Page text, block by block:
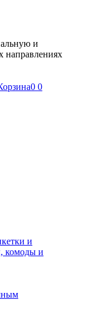
и
направлениях
0 0
и
комоды и